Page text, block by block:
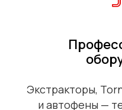
Экстракторы,
и автофены —